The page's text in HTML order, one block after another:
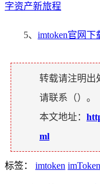
字资产新旅程
5、 imtoken官网下
转载请注明出
请联系（）。
本文地址：
ml
标签： imtoken imToken